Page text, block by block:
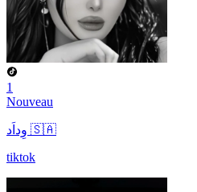
1
Nouveau
وِداَد 🇸🇦
tiktok